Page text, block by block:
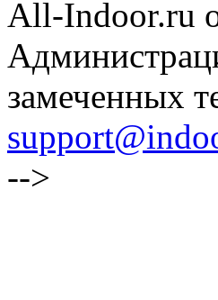
All-Indoor.ru
замеченных
-->